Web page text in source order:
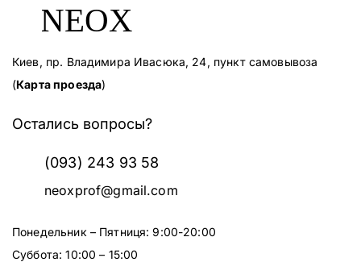
Киев, пр. Владимира Ивасюка, 24, пункт самовывоза
(Карта проезда)
Остались вопросы?
(093) 243 93 58
neoxprof@gmail.com
Понедельник – Пятниця: 9:00-20:00
Суббота: 10:00 – 15:00